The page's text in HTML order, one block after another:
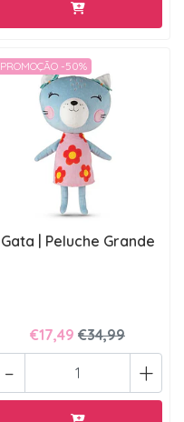
PROMOÇÃO -50%
Gata | Peluche Grande
€17,49 €34,99
+
-